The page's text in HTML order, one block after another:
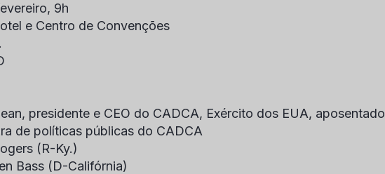
9h
e Centro de Convenções
presidente e CEO do CADCA, Exército dos EUA, aposentado
de políticas públicas do CADCA
(R-Ky.)
Bass (D-Califórnia)